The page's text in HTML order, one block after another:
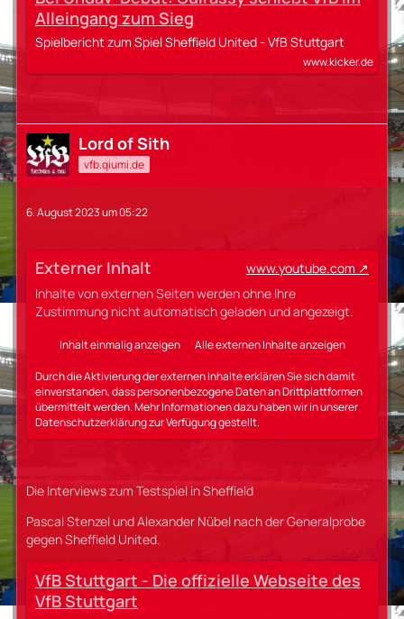
Alleingang zum Sieg
Spielbericht zum Spiel Sheffield United - VfB Stuttgart
www.kicker.de
Lord of Sith
vfb.qiumi.de
6. August 2023 um 05:22
Externer Inhalt
www.youtube.com
Inhalte von externen Seiten werden ohne Ihre
Zustimmung nicht automatisch geladen und angezeigt.
Inhalt einmalig anzeigen Alle externen Inhalte anzeigen
Durch die Aktivierung der externen Inhalte erklären Sie sich damit
einverstanden, dass personenbezogene Daten an Drittplattformen
übermittelt werden. Mehr Informationen dazu haben wir in unserer
Datenschutzerklärung zur Verfügung gestellt.
Die Interviews zum Testspiel in Sheffield
Pascal Stenzel und Alexander Nübel nach der Generalprobe
gegen Sheffield United.
VfB Stuttgart - Die offizielle Webseite des
VfB Stuttgart